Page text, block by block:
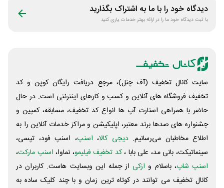
دیدگاه خود را با ما به اشتراک بگذارید
با ثبت دیدگاه خود ما را در ارائه بهتر خدمات یاری کنید
سایت کانال تخفیف (آف چنل)، مرجع دریافت رایگان کوپن و کد
تخفیف فروشگاه های آنلاین و کسب و‌ کارهای اینترنتی است. در حال
حاضر با همراهی استارت آپ ها انواع کد تخفیف، مسابقه، کمپین و
جشنواره های صدها برند معتبر، اپلیکیشن و مراکز خدمات آنلاین را به
اطلاع مخاطبان می‌رسانیم. دیجی کالا، اسنپ، اسنپ فود، تپسی،
سینماتیکت، بانی مد، علی‌ بابا ،کد تخفیف فیلیمو، نماوا، اسنپ مارکت،
اسنپ شاپ، باسلام و ازکی از جمله این وبسایت ‌هاست. کاربران در
کانال تخفیف می توانند در کوتاه ترین زمان و با چند کلیک ساده به